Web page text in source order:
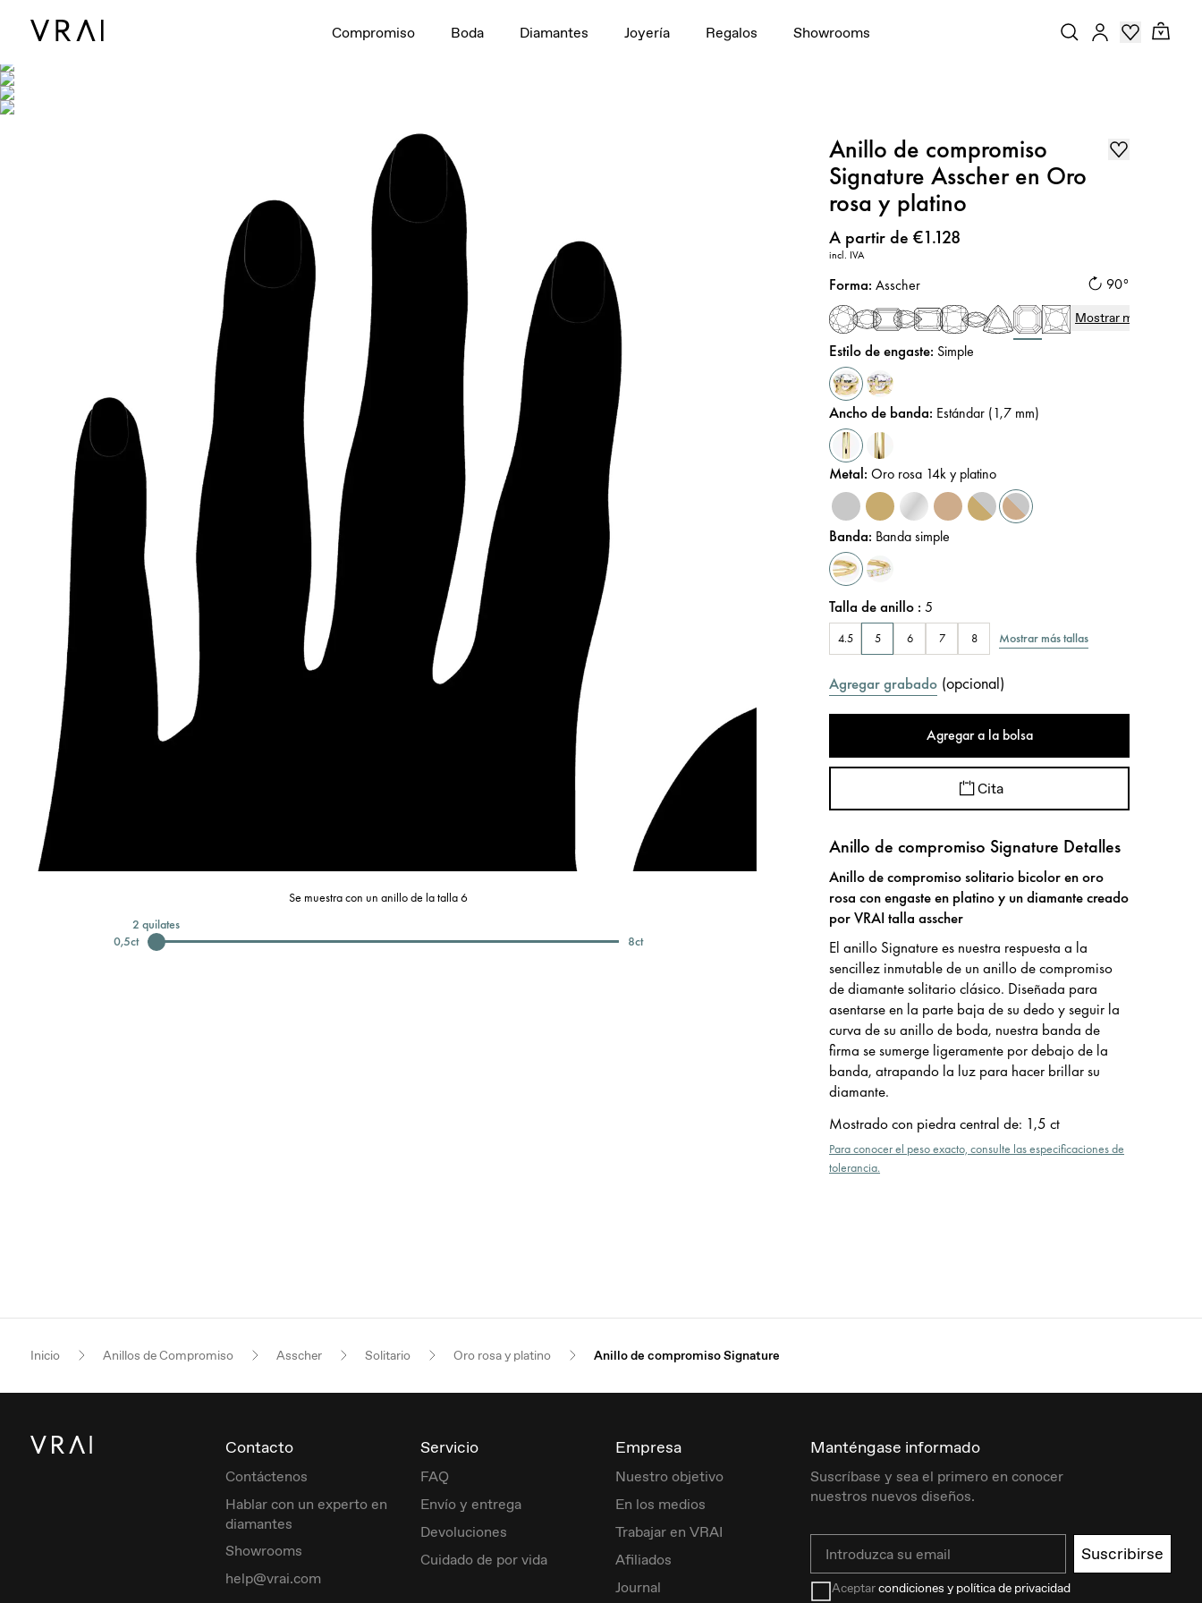
Compromiso Boda Diamantes Joyería Regalos Showrooms
Se muestra con un anillo de la talla 6
0,5ct
2 quilates
8ct
Anillo de compromiso
Signature Asscher en Oro
rosa y platino
Precio:
A partir de €1.128
incl. IVA
90°
Forma:Asscher
Mostrar más
Estilo de engaste: Simple
Ancho de banda: Estándar (1,7 mm)
Metal:Oro rosa 14k y platino
Banda: Banda simple
Talla de anillo :5
4.5 5 6 7 8 Mostrar más tallas
Agregar grabado (opcional)
Agregar a la bolsa
Cita
Anillo de compromiso Signature Detalles
Anillo de compromiso solitario bicolor en oro
rosa con engaste en platino y un diamante creado
por VRAI talla asscher
El anillo Signature es nuestra respuesta a la
sencillez inmutable de un anillo de compromiso
de diamante solitario clásico. Diseñada para
asentarse en la parte baja de su dedo y seguir la
curva de su anillo de boda, nuestra banda de
firma se sumerge ligeramente por debajo de la
banda, atrapando la luz para hacer brillar su
diamante.
Mostrado con piedra central de: 1,5 ct
Para conocer el peso exacto, consulte las especificaciones de
tolerancia.
Inicio Anillos de Compromiso Asscher Solitario Oro rosa y platino Anillo de compromiso Signature
Contacto
Contáctenos
Hablar con un experto en
diamantes
Showrooms
help@vrai.com
Servicio
FAQ
Envío y entrega
Devoluciones
Cuidado de por vida
Empresa
Nuestro objetivo
En los medios
Trabajar en VRAI
Afiliados
Journal
Manténgase informado
Suscríbase y sea el primero en conocer
nuestros nuevos diseños.
Suscribirse
Aceptarcondiciones y política de privacidad